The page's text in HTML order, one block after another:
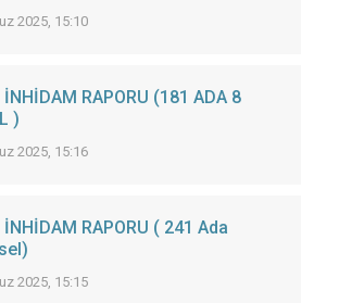
2025, 15:10
RAPORU (181 ADA 8
)
2025, 15:16
RAPORU ( 241 Ada
2025, 15:15